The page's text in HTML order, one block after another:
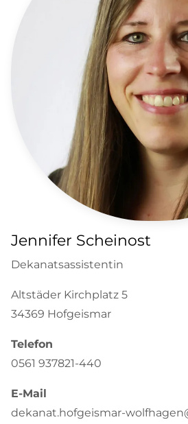
Jennifer Scheinost
Dekanatsassistentin
Altstäder Kirchplatz 5
34369 Hofgeismar
Telefon
0561 937821-440
E-Mail
dekanat.hofgeismar-